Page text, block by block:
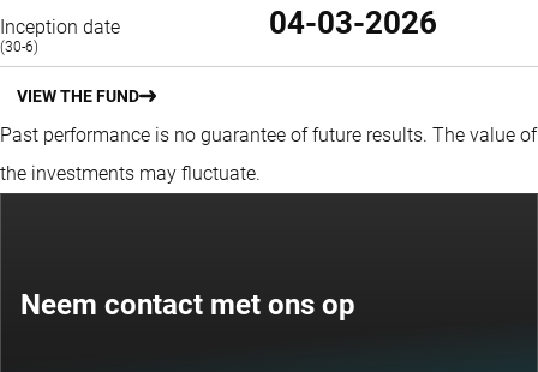
Inception date
(30-6)
04-03-2026
VIEW THE FUND
Past performance is no guarantee of future results. The value of
the investments may fluctuate.
Neem contact met ons op